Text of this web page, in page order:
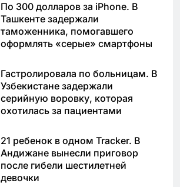
По 300 долларов за iPhone. В
Ташкенте задержали
таможенника, помогавшего
оформлять «серые» смартфоны
Гастролировала по больницам. В
Узбекистане задержали
серийную воровку, которая
охотилась за пациентами
21 ребенок в одном Tracker. В
Андижане вынесли приговор
после гибели шестилетней
девочки